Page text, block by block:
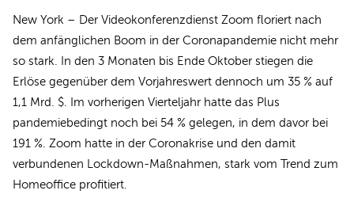
New York ­– Der Videokonferenzdienst Zoom floriert nach
dem anfänglichen Boom in der Coronapandemie nicht mehr
so stark. In den 3 Monaten bis Ende Oktober stiegen die
Erlöse gegenüber dem Vorjahreswert dennoch um 35 % auf
1,1 Mrd. $. Im vorherigen Vierteljahr hatte das Plus
pandemiebedingt noch bei 54 % gelegen, in dem davor bei
191 %. Zoom hatte in der Coronakrise und den damit
verbundenen Lockdown-Maßnahmen, stark vom Trend zum
Homeoffice profitiert.